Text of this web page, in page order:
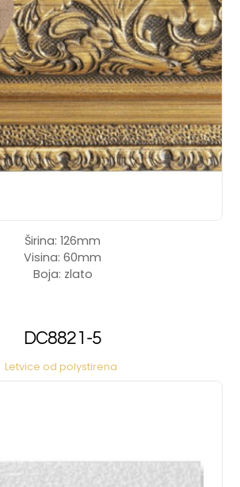
Širina: 126mm
Visina: 60mm
Boja: zlato
DC8821-5
Letvice od polystirena